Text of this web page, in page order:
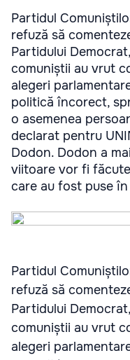
Partidul
refuză să
Partidului
comuniștii au vrut
alegeri
politică încorect,
o asemenea
declarat pentru
Dodon. Dodon a
viitoare vor fi
care au fost puse
Partidul
refuză să
Partidului
comuniștii au vrut
alegeri